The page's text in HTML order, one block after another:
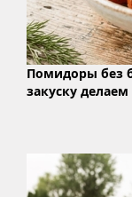
Помидоры без
закуску